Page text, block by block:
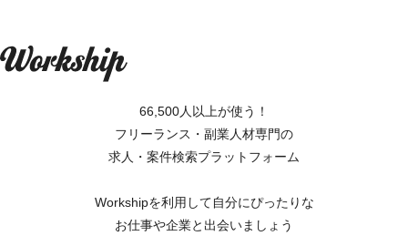
66,500人以上が使う！
フリーランス・副業人材専門の
求人・案件検索プラットフォーム
Workshipを利用して自分にぴったりな
お仕事や企業と出会いましょう